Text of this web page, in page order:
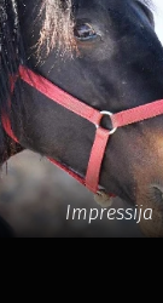
Impressija